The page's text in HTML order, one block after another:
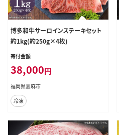
博多和牛サーロインステーキセット
約1kg(約250g×4枚)
寄付金額
38,000円
福岡県嘉麻市
冷凍